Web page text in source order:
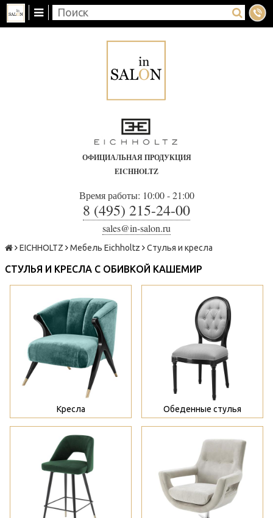
ОФИЦИАЛЬНАЯ ПРОДУКЦИЯ
EICHHOLTZ
Время работы: 10:00 - 21:00
8 (495) 215-24-00
sales@in-salon.ru
EICHHOLTZ Мебель Eichholtz Стулья и кресла
СТУЛЬЯ И КРЕСЛА С ОБИВКОЙ КАШЕМИР
Кресла Обеденные стулья
>